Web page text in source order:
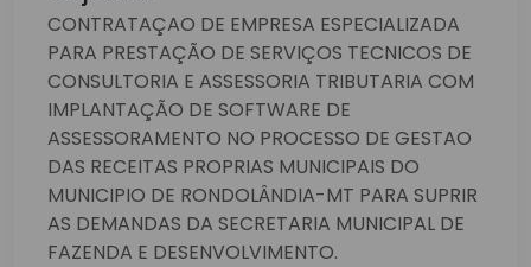
CONTRATAÇAO DE EMPRESA ESPECIALIZADA
PARA PRESTAÇÃO DE SERVIÇOS TECNICOS DE
CONSULTORIA E ASSESSORIA TRIBUTARIA COM
IMPLANTAÇÃO DE SOFTWARE DE
ASSESSORAMENTO NO PROCESSO DE GESTAO
DAS RECEITAS PROPRIAS MUNICIPAIS DO
MUNICIPIO DE RONDOLÂNDIA-MT PARA SUPRIR
AS DEMANDAS DA SECRETARIA MUNICIPAL DE
FAZENDA E DESENVOLVIMENTO.